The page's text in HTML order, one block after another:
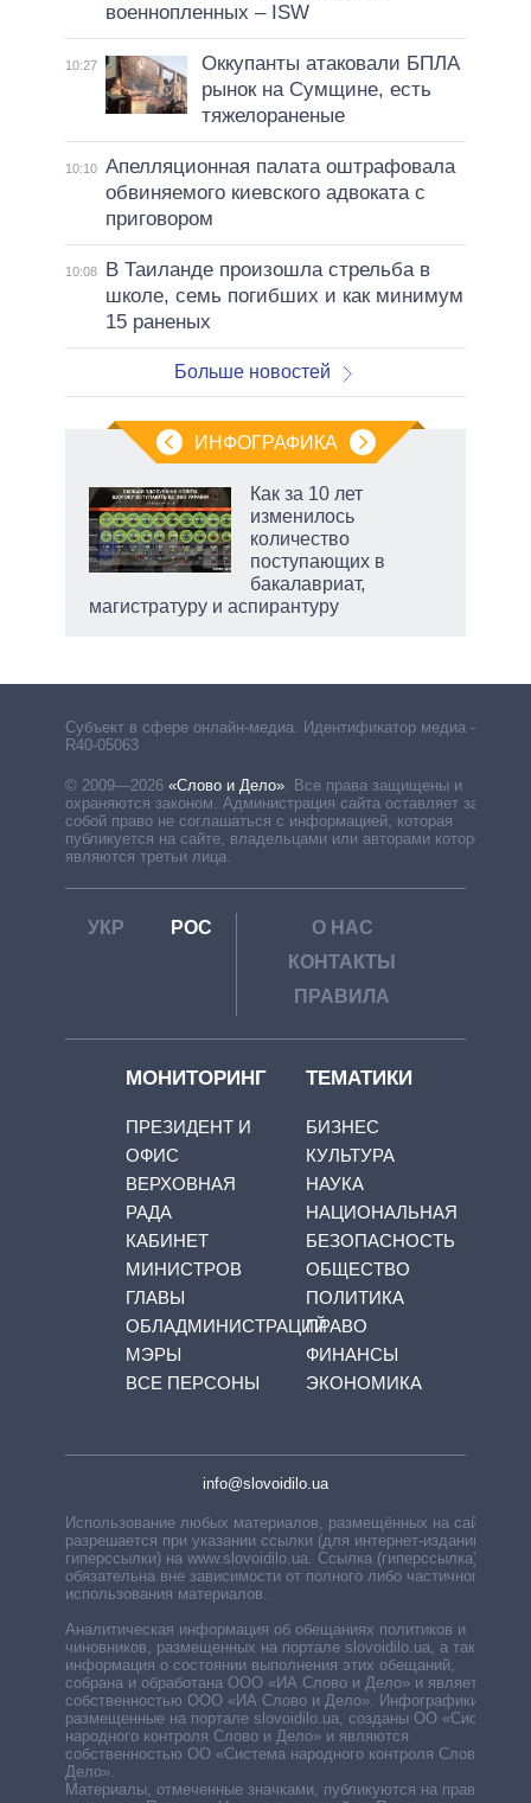
военнопленных – ISW
10:27
Оккупанты атаковали БПЛА
рынок на Сумщине, есть
тяжелораненые
10:10 Апелляционная палата оштрафовала
обвиняемого киевского адвоката с
приговором
10:08
В Таиланде произошла стрельба в
школе, семь погибших и как минимум
15 раненых
Больше новостей
ИНФОГРАФИКА
Как за 10 лет
изменилось
количество
поступающих в
бакалавриат,
магистратуру и аспирантуру
Субъект в сфере онлайн-медиа. Идентификатор медиа –
R40-05063
© 2009—2026 «Слово и Дело». Все права защищены и
охраняются законом. Администрация сайта оставляет за
собой право не соглашаться с информацией, которая
публикуется на сайте, владельцами или авторами которой
являются третьи лица.
УКР РОС
О НАС
КОНТАКТЫ
ПРАВИЛА
МОНИТОРИНГ
ПРЕЗИДЕНТ И
ОФИС
ВЕРХОВНАЯ
РАДА
КАБИНЕТ
МИНИСТРОВ
ГЛАВЫ
ОБЛАДМИНИСТРАЦИЙ
МЭРЫ
ВСЕ ПЕРСОНЫ
ТЕМАТИКИ
БИЗНЕС
КУЛЬТУРА
НАУКА
НАЦИОНАЛЬНАЯ
БЕЗОПАСНОСТЬ
ОБЩЕСТВО
ПОЛИТИКА
ПРАВО
ФИНАНСЫ
ЭКОНОМИКА
info@slovoidilo.ua
Использование любых материалов, размещённых на сайте,
разрешается при указании ссылки (для интернет-изданий —
гиперссылки) на www.slovoidilo.ua. Ссылка (гиперссылка)
обязательна вне зависимости от полного либо частичного
использования материалов.
Аналитическая информация об обещаниях политиков и
чиновников, размещенных на портале slovoidilo.ua, а также
информация о состоянии выполнения этих обещаний,
собрана и обработана ООО «ИА Слово и Дело» и является
собственностью ООО «ИА Слово и Дело». Инфографики,
размещенные на портале slovoidilo.ua, созданы ОО «Система
народного контроля Слово и Дело» и являются
собственностью ОО «Система народного контроля Слово и
Дело».
Материалы, отмеченные значками, публикуются на правах